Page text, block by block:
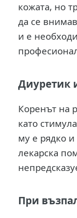
кожата, но
да се
и е
Диуретик
Коренът на
като
му е рядко
лекарска
При